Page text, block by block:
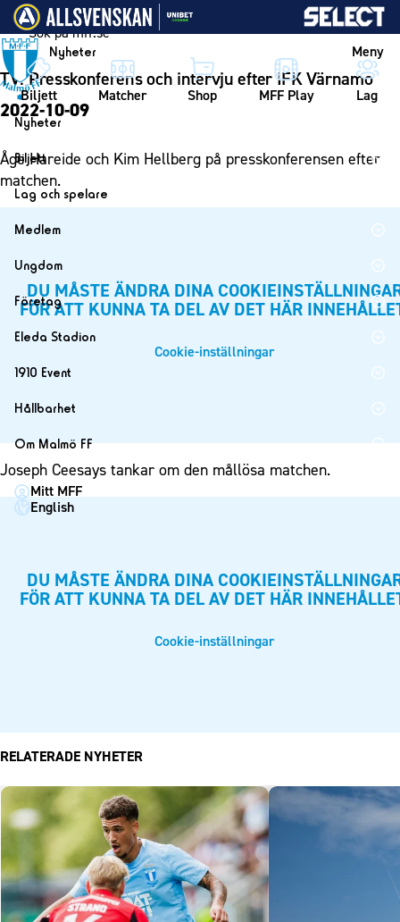
Vidare till innehållet
Nyheter Meny
Biljett Matcher Shop MFF Play Lag
Nyheter
Nyheter
Kalender
Biljett
Biljett
Mitt MFF
Biljetter till bortamatcher
Biljettvillkor
Lag och spelare
Lag
Spelare
Ledarstab
Damlaget
Spelare
Medlem
Medlemskap i Malmö FF
Årsmöte 2026
Ungdom
MFF Ungdom
Sommarfotboll
Fotbollsskolan
Fotbollsnätverket
P19
F19
P17
F17
Företag
Bli företagspartner
Partner dam
Eleda Stadion
Eleda Stadion
MFF-museet & rundvandringar
1910 Event
1910 Event
Möte
Mässa
Julshow
Inspiration
Hållbarhet
Hållbarhet
Himmelsblå framtid – en match för miljön
MFF i samhället
Himmelsblå Tillsammans
Karriärakademin
Grundskolefotboll mot rasismer
Om Malmö FF
Om Malmö FF
Kontakt
Historik – damlaget
Mitt MFF
English
TV: Presskonferens och intervju efter IFK Värnamo
2022-10-09
Åge Hareide och Kim Hellberg på presskonferensen efter
matchen.
DU MÅSTE ÄNDRA DINA
FÖR ATT KUNNA TA DEL AV DET HÄR
Cookie-inställningar
Joseph Ceesays tankar om den mållösa matchen.
DU MÅSTE ÄNDRA DINA
FÖR ATT KUNNA TA DEL AV DET HÄR
Cookie-inställningar
RELATERADE NYHETER